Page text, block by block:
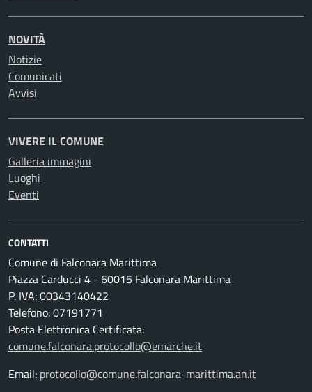
NOVITÀ
Notizie
Comunicati
Avvisi
VIVERE IL COMUNE
Galleria immagini
Luoghi
Eventi
CONTATTI
Comune di Falconara Marittima
Piazza Carducci 4 - 60015 Falconara Marittima
P. IVA: 00343140422
Telefono: 07191771
Posta Elettronica Certificata:
comune.falconara.protocollo@emarche.it
Email: protocollo@comune.falconara-marittima.an.it